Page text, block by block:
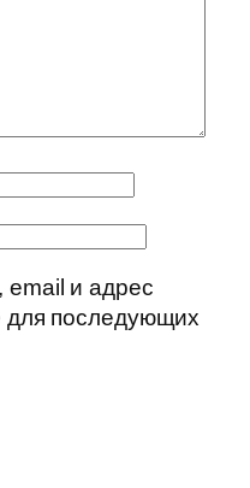
и адрес
для последующих